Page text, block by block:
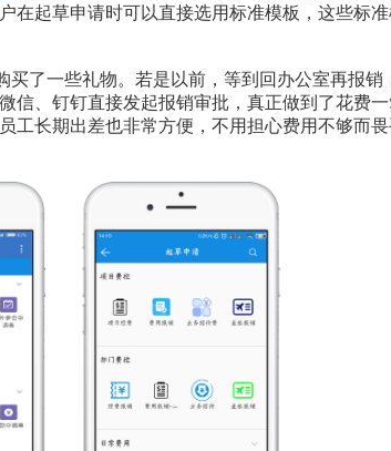
在起草申请时可以直接选用标准模板，这些标准
了一些礼物。若是以前，等到回办公室再报销
信、钉钉直接发起报销审批，真正做到了花费
工长期出差也非常方便，不用担心费用不够而